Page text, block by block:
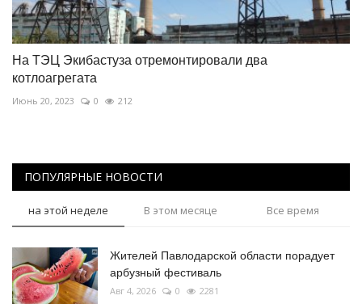
На ТЭЦ Экибастуза отремонтировали два
котлоагрегата
Июнь 20, 2023 0 212
ПОПУЛЯРНЫЕ НОВОСТИ
на этой неделе В этом месяце Все время
Жителей Павлодарской области порадует
арбузный фестиваль
Авг 4, 2026 0 2281